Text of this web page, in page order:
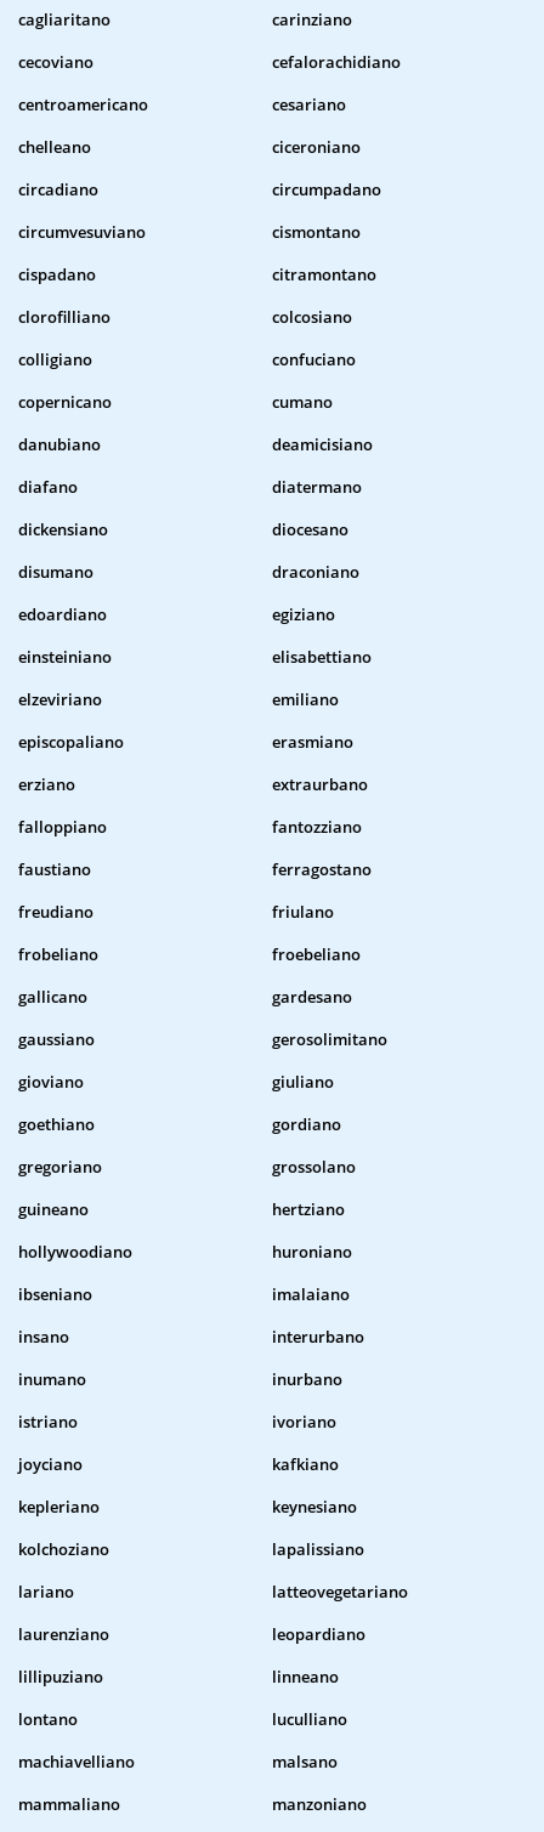
cagliaritano
carinziano
cecoviano
cefalorachidiano
centroamericano
cesariano
chelleano
ciceroniano
circadiano
circumpadano
circumvesuviano
cismontano
cispadano
citramontano
clorofilliano
colcosiano
colligiano
confuciano
copernicano
cumano
danubiano
deamicisiano
diafano
diatermano
dickensiano
diocesano
disumano
draconiano
edoardiano
egiziano
einsteiniano
elisabettiano
elzeviriano
emiliano
episcopaliano
erasmiano
erziano
extraurbano
falloppiano
fantozziano
faustiano
ferragostano
freudiano
friulano
frobeliano
froebeliano
gallicano
gardesano
gaussiano
gerosolimitano
gioviano
giuliano
goethiano
gordiano
gregoriano
grossolano
guineano
hertziano
hollywoodiano
huroniano
ibseniano
imalaiano
insano
interurbano
inumano
inurbano
istriano
ivoriano
joyciano
kafkiano
kepleriano
keynesiano
kolchoziano
lapalissiano
lariano
latteovegetariano
laurenziano
leopardiano
lillipuziano
linneano
lontano
luculliano
machiavelliano
malsano
mammaliano
manzoniano